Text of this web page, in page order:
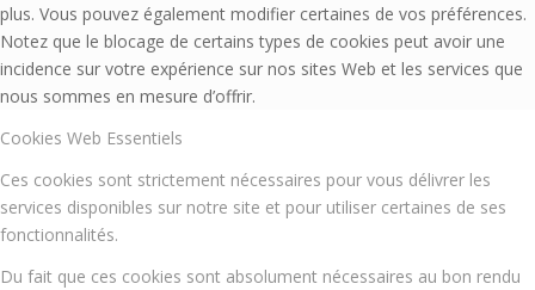
plus. Vous pouvez également modifier certaines de vos préférences.
Notez que le blocage de certains types de cookies peut avoir une
incidence sur votre expérience sur nos sites Web et les services que
nous sommes en mesure d’offrir.
Cookies Web Essentiels
Ces cookies sont strictement nécessaires pour vous délivrer les
services disponibles sur notre site et pour utiliser certaines de ses
fonctionnalités.
Du fait que ces cookies sont absolument nécessaires au bon rendu